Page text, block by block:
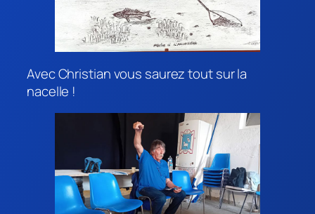
Avec Christian vous saurez tout sur la
nacelle !